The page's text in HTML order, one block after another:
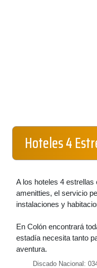
Hoteles 4
A los hoteles 4 estrellas
amenitties, el servicio
instalaciones y
En Colón encontrará
estadía necesita tanto
aventura.
Discado Nacional: